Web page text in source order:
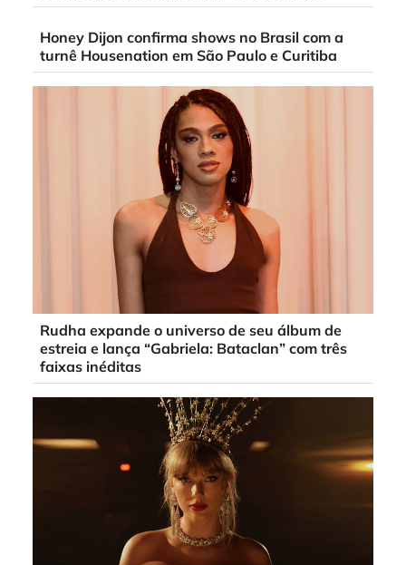
Honey Dijon confirma shows no Brasil com a
turnê Housenation em São Paulo e Curitiba
Rudha expande o universo de seu álbum de
estreia e lança “Gabriela: Bataclan” com três
faixas inéditas